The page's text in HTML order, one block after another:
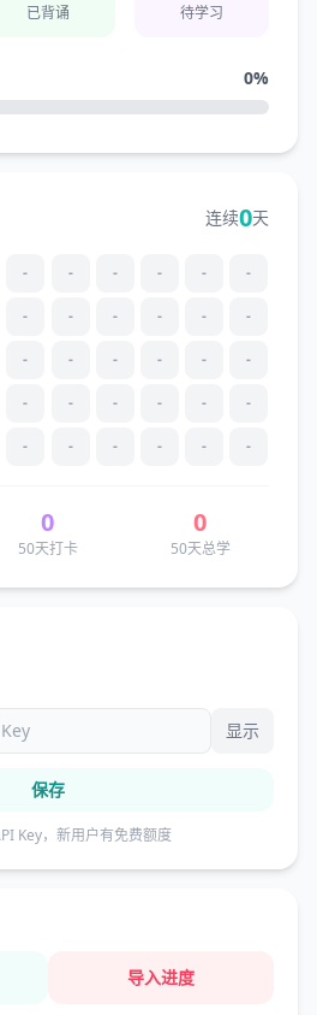
已背诵 待学习
0%
连续0天
- - - - - -
- - - - - -
- - - - - -
- - - - - -
- - - - - -
0
50天打卡
0
50天总学
显示
保存
Key，新用户有免费额度
导入进度